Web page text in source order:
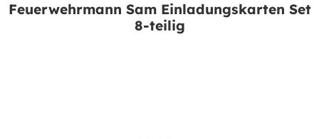
Feuerwehrmann Sam Einladungskarten Set
8-teilig